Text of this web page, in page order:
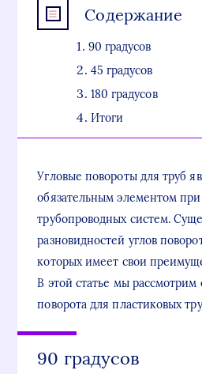
Содержание
90 градусов
45 градусов
180 градусов
Итоги
Угловые повороты для труб
обязательным элементом
трубопроводных систем.
разновидностей углов
которых имеет свои
В этой статье мы
поворота для пластиковых
90 градусов